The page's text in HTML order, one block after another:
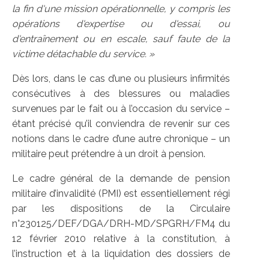
la fin d'une mission opérationnelle, y compris les
opérations d'expertise ou d'essai, ou
d'entraînement ou en escale, sauf faute de la
victime détachable du service. »
Dès lors, dans le cas d’une ou plusieurs infirmités
consécutives à des blessures ou maladies
survenues par le fait ou à l’occasion du service –
étant précisé qu’il conviendra de revenir sur ces
notions dans le cadre d’une autre chronique – un
militaire peut prétendre à un droit à pension.
Le cadre général de la demande de pension
militaire d’invalidité (PMI) est essentiellement régi
par les dispositions de la Circulaire
n°230125/DEF/DGA/DRH-MD/SPGRH/FM4 du
12 février 2010 relative à la constitution, à
l’instruction et à la liquidation des dossiers de